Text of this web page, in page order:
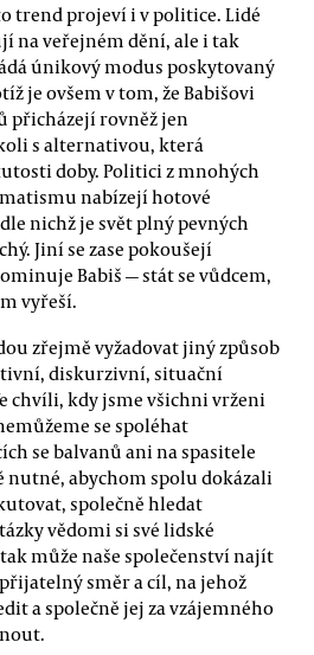
trend projeví i v politice. Lidé
na veřejném dění, ale i tak
únikový modus poskytovaný
je ovšem v tom, že Babišovi
přicházejí rovněž jen
s alternativou, která
doby. Politici z mnohých
nabízejí hotové
nichž je svět plný pevných
Jiní se zase pokoušejí
Babiš — stát se vůdcem,
vyřeší.
zřejmě vyžadovat jiný způsob
diskurzivní, situační
chvíli, kdy jsme všichni vrženi
se spoléhat
se balvanů ani na spasitele
nutné, abychom spolu dokázali
společně hledat
vědomi si své lidské
může naše společenství najít
směr a cíl, na jehož
a společně jej za vzájemného